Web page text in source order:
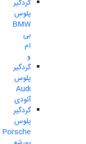
گردگیر
پلوس
BMW
بی
ام
و
گردگیر
پلوس
Audi
آئودی
گردگیر
پلوس
Porsche